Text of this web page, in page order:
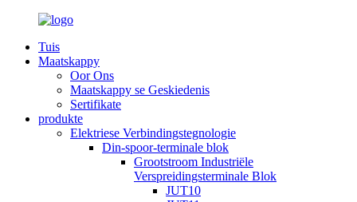
Tuis
Maatskappy
Oor Ons
Maatskappy se Geskiedenis
Sertifikate
produkte
Elektriese Verbindingstegnologie
Din-spoor-terminale blok
Grootstroom Industriële
Verspreidingsterminale Blok
JUT10